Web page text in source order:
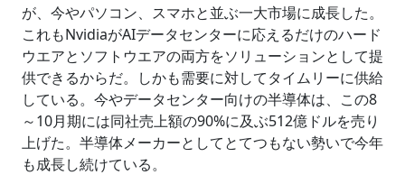
が、今やパソコン、スマホと並ぶ一大市場に成長した。
これもNvidiaがAIデータセンターに応えるだけのハード
ウエアとソフトウエアの両方をソリューションとして提
供できるからだ。しかも需要に対してタイムリーに供給
している。今やデータセンター向けの半導体は、この8
～10月期には同社売上額の90%に及ぶ512億ドルを売り
上げた。半導体メーカーとしてとてつもない勢いで今年
も成長し続けている。